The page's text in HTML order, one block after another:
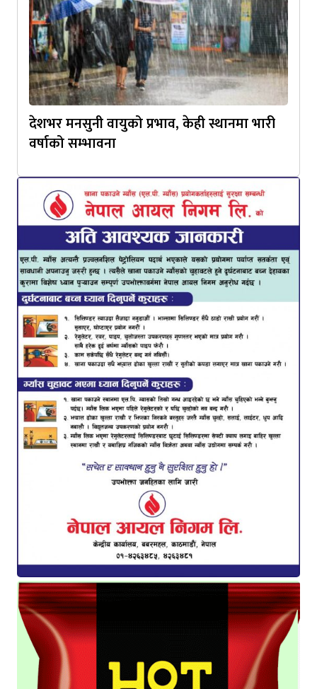
देशभर मनसुनी वायुको प्रभाव, केही स्थानमा भारी
वर्षाको सम्भावना